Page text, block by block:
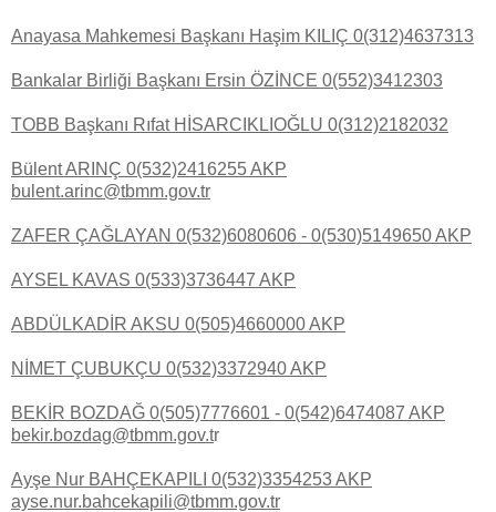
Anayasa Mahkemesi Başkanı Haşim KILIÇ 0(312)4637313
Bankalar Birliği Başkanı Ersin ÖZİNCE 0(552)3412303
TOBB Başkanı Rıfat HİSARCIKLIOĞLU 0(312)2182032
Bülent ARINÇ 0(532)2416255 AKP
bulent.arinc@tbmm.gov.tr
ZAFER ÇAĞLAYAN 0(532)6080606 - 0(530)5149650 AKP
AYSEL KAVAS 0(533)3736447 AKP
ABDÜLKADİR AKSU 0(505)4660000 AKP
NİMET ÇUBUKÇU 0(532)3372940 AKP
BEKİR BOZDAĞ 0(505)7776601 - 0(542)6474087 AKP
bekir.bozdag@tbmm.gov.tr
Ayşe Nur BAHÇEKAPILI 0(532)3354253 AKP
ayse.nur.bahcekapili@tbmm.gov.tr